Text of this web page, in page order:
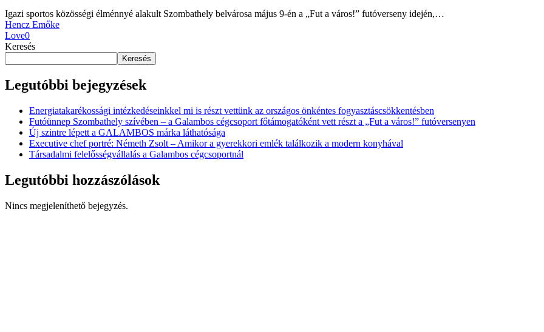
Igazi sportos közösségi élménnyé alakult Szombathely belvárosa május 9-én a „Fut a város!” futóverseny idején,…
Hencz Emőke
Love0
Keresés
Keresés
Legutóbbi bejegyzések
Energiatakarékossági intézkedéseinkkel mi is részt vettünk az országos önkéntes fogyasztáscsökkentésben
Futóünnep Szombathely szívében – a Galambos cégcsoport főtámogatóként vett részt a „Fut a város!” futóversenyen
Új szintre lépett a GALAMBOS márka láthatósága
Executive chef portré: Németh Zsolt – Amikor a gyerekkori emlék találkozik a modern konyhával
Társadalmi felelősségvállalás a Galambos cégcsoportnál
Legutóbbi hozzászólások
Nincs megjeleníthető bejegyzés.